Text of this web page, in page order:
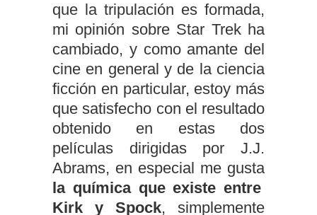
que la tripulación es formada,
mi opinión sobre Star Trek ha
cambiado, y como amante del
cine en general y de la ciencia
ficción en particular, estoy más
que satisfecho con el resultado
obtenido en estas dos
películas dirigidas por J.J.
Abrams, en especial me gusta
la química que existe entre
Kirk y Spock, simplemente